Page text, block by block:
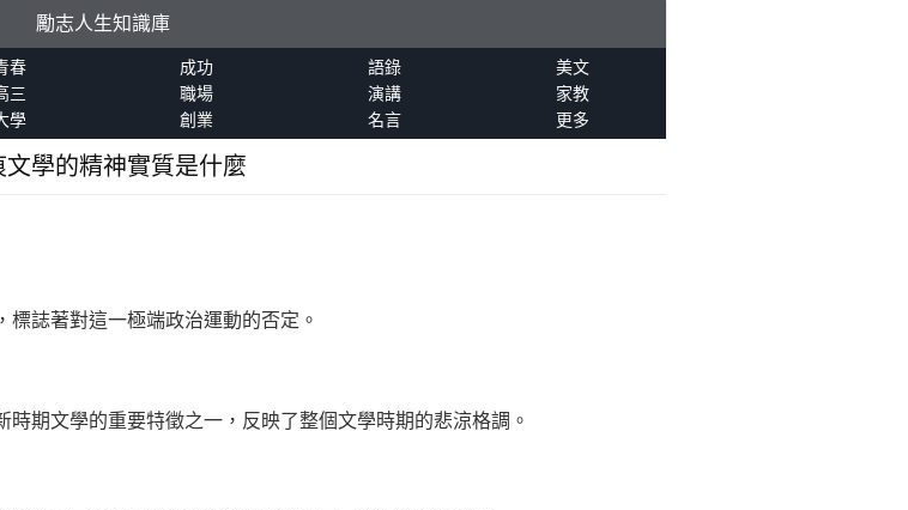
勵志人生知識庫
春 成功 語錄
美文
三 職場 演講
家教
學 創業 名言 更多
文學的精神實質是什麼
誌著對這一極端政治運動的否定。
期文學的重要特徵之一，反映了整個文學時期的悲涼格調。